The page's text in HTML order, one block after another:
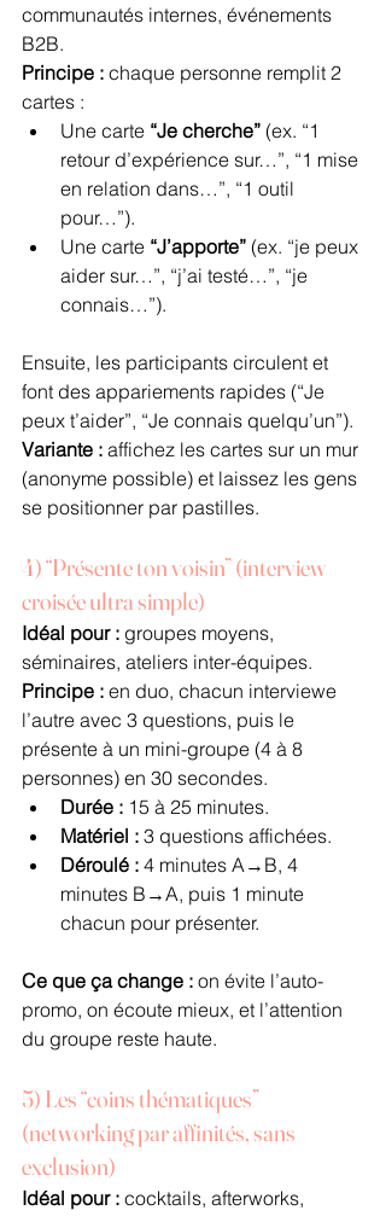
communautés internes, événements
B2B.
Principe : chaque personne remplit 2
cartes :
Une carte “Je cherche” (ex. “1
retour d’expérience sur…”, “1 mise
en relation dans…”, “1 outil
pour…”).
Une carte “J’apporte” (ex. “je peux
aider sur…”, “j’ai testé…”, “je
connais…”).
Ensuite, les participants circulent et
font des appariements rapides (“Je
peux t’aider”, “Je connais quelqu’un”).
Variante : affichez les cartes sur un mur
(anonyme possible) et laissez les gens
se positionner par pastilles.
4) “Présente ton voisin” (interview
croisée ultra simple)
Idéal pour : groupes moyens,
séminaires, ateliers inter-équipes.
Principe : en duo, chacun interviewe
l’autre avec 3 questions, puis le
présente à un mini-groupe (4 à 8
personnes) en 30 secondes.
Durée : 15 à 25 minutes.
Matériel : 3 questions affichées.
Déroulé : 4 minutes A→B, 4
minutes B→A, puis 1 minute
chacun pour présenter.
Ce que ça change : on évite l’auto-
promo, on écoute mieux, et l’attention
du groupe reste haute.
5) Les “coins thématiques”
(networking par affinités, sans
exclusion)
Idéal pour : cocktails, afterworks,